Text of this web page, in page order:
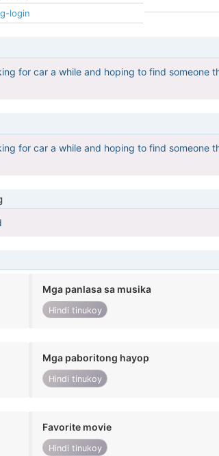
login
for car a while and hoping to find someone
for car a while and hoping to find someone
Mga panlasa sa musika
Hindi tinukoy
Mga paboritong hayop
Hindi tinukoy
Favorite movie
Hindi tinukoy